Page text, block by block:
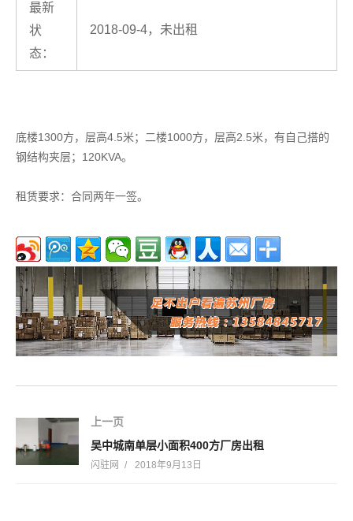
最新
状
态：
2018-09-4，未出租
底楼1300方，层高4.5米；二楼1000方，层高2.5米，有自己搭的
钢结构夹层；120KVA。
租赁要求：合同两年一签。
上一页
吴中城南单层小面积400方厂房出租
闪驻网 2018年9月13日